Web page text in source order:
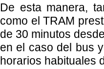
De esta manera,
como el TRAM
de 30 minutos
en el caso del bus
horarios habituales